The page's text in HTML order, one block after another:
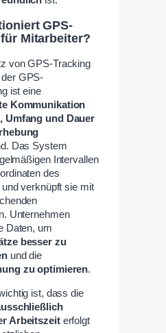
GPS-
Mitarbeiter?
von GPS-Tracking
GPS-
ist eine
Kommunikation
Umfang und Dauer
Das System
Intervallen
des
verknüpft sie mit
Unternehmen
Daten, um
besser zu
und die
zu optimieren.
ist, dass die
Arbeitszeiterfolgt